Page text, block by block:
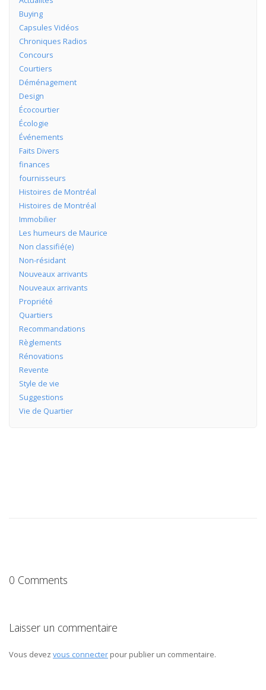
Buying
Capsules Vidéos
Chroniques Radios
Concours
Courtiers
Déménagement
Design
Écocourtier
Écologie
Événements
Faits Divers
finances
fournisseurs
Histoires de Montréal
Histoires de Montréal
Immobilier
Les humeurs de Maurice
Non classifié(e)
Non-résidant
Nouveaux arrivants
Nouveaux arrivants
Propriété
Quartiers
Recommandations
Règlements
Rénovations
Revente
Style de vie
Suggestions
Vie de Quartier
0 Comments
Laisser un commentaire
Vous devez vous connecter pour publier un commentaire.